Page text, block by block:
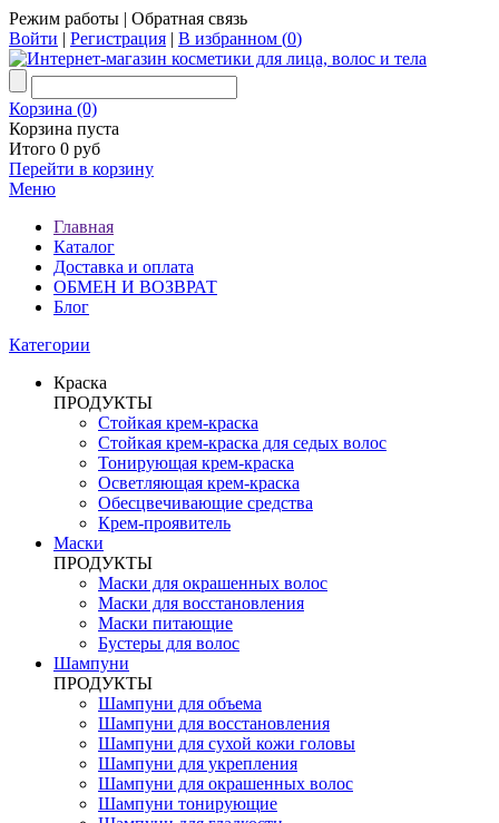
Режим работы | Обратная связь
Войти | Регистрация | В избранном (0)
Корзина (0)
Корзина пуста
Итого 0 руб
Перейти в корзину
Меню
Главная
Каталог
Доставка и оплата
ОБМЕН И ВОЗВРАТ
Блог
Категории
Краска
ПРОДУКТЫ
Стойкая крем-краска
Стойкая крем-краска для седых волос
Тонирующая крем-краска
Осветляющая крем-краска
Обесцвечивающие средства
Крем-проявитель
Маски
ПРОДУКТЫ
Маски для окрашенных волос
Маски для восстановления
Маски питающие
Бустеры для волос
Шампуни
ПРОДУКТЫ
Шампуни для объема
Шампуни для восстановления
Шампуни для сухой кожи головы
Шампуни для укрепления
Шампуни для окрашенных волос
Шампуни тонирующие